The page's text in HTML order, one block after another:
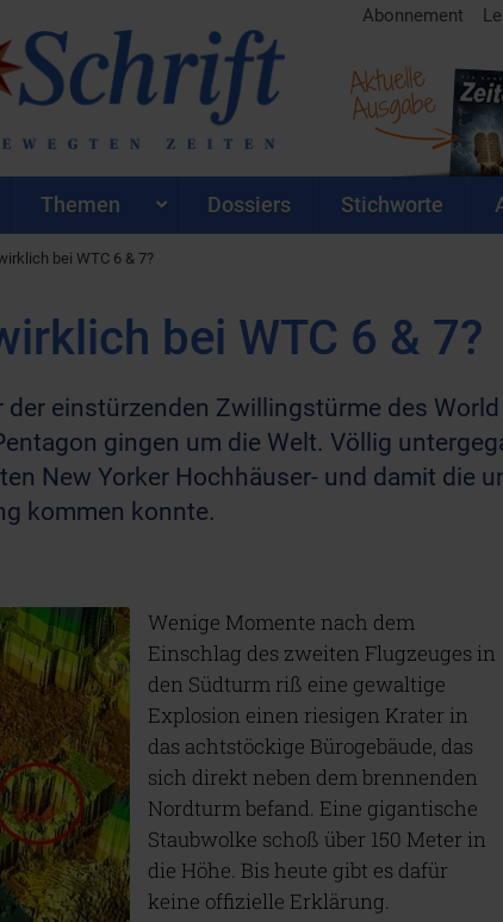
Abonnement
Aktuelle
Ausgabe
Themen Dossiers Stichworte
bei WTC 6 & 7?
bei WTC 6 & 7?
der einstürzenden Zwillingstürme des
gingen um die Welt. Völlig
New Yorker Hochhäuser- und damit die
kommen konnte.
Wenige Momente nach dem
Einschlag des zweiten Flugzeuges in
den Südturm riß eine gewaltige
Explosion einen riesigen Krater in
das achtstöckige Bürogebäude, das
sich direkt neben dem brennenden
Nordturm befand. Eine gigantische
Staubwolke schoß über 150 Meter in
die Höhe. Bis heute gibt es dafür
keine offizielle Erklärung.